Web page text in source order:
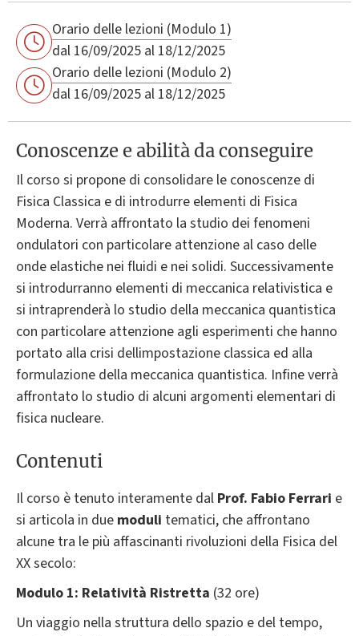
Orario delle lezioni (Modulo 1)
dal 16/09/2025 al 18/12/2025
Orario delle lezioni (Modulo 2)
dal 16/09/2025 al 18/12/2025
Conoscenze e abilità da conseguire
Il corso si propone di consolidare le conoscenze di
Fisica Classica e di introdurre elementi di Fisica
Moderna. Verrà affrontato la studio dei fenomeni
ondulatori con particolare attenzione al caso delle
onde elastiche nei fluidi e nei solidi. Successivamente
si introdurranno elementi di meccanica relativistica e
si intraprenderà lo studio della meccanica quantistica
con particolare attenzione agli esperimenti che hanno
portato alla crisi dellimpostazione classica ed alla
formulazione della meccanica quantistica. Infine verrà
affrontato lo studio di alcuni argomenti elementari di
fisica nucleare.
Contenuti
Il corso è tenuto interamente dal Prof. Fabio Ferrari e
si articola in due moduli tematici, che affrontano
alcune tra le più affascinanti rivoluzioni della Fisica del
XX secolo:
Modulo 1: Relatività Ristretta (32 ore)
Un viaggio nella struttura dello spazio e del tempo,